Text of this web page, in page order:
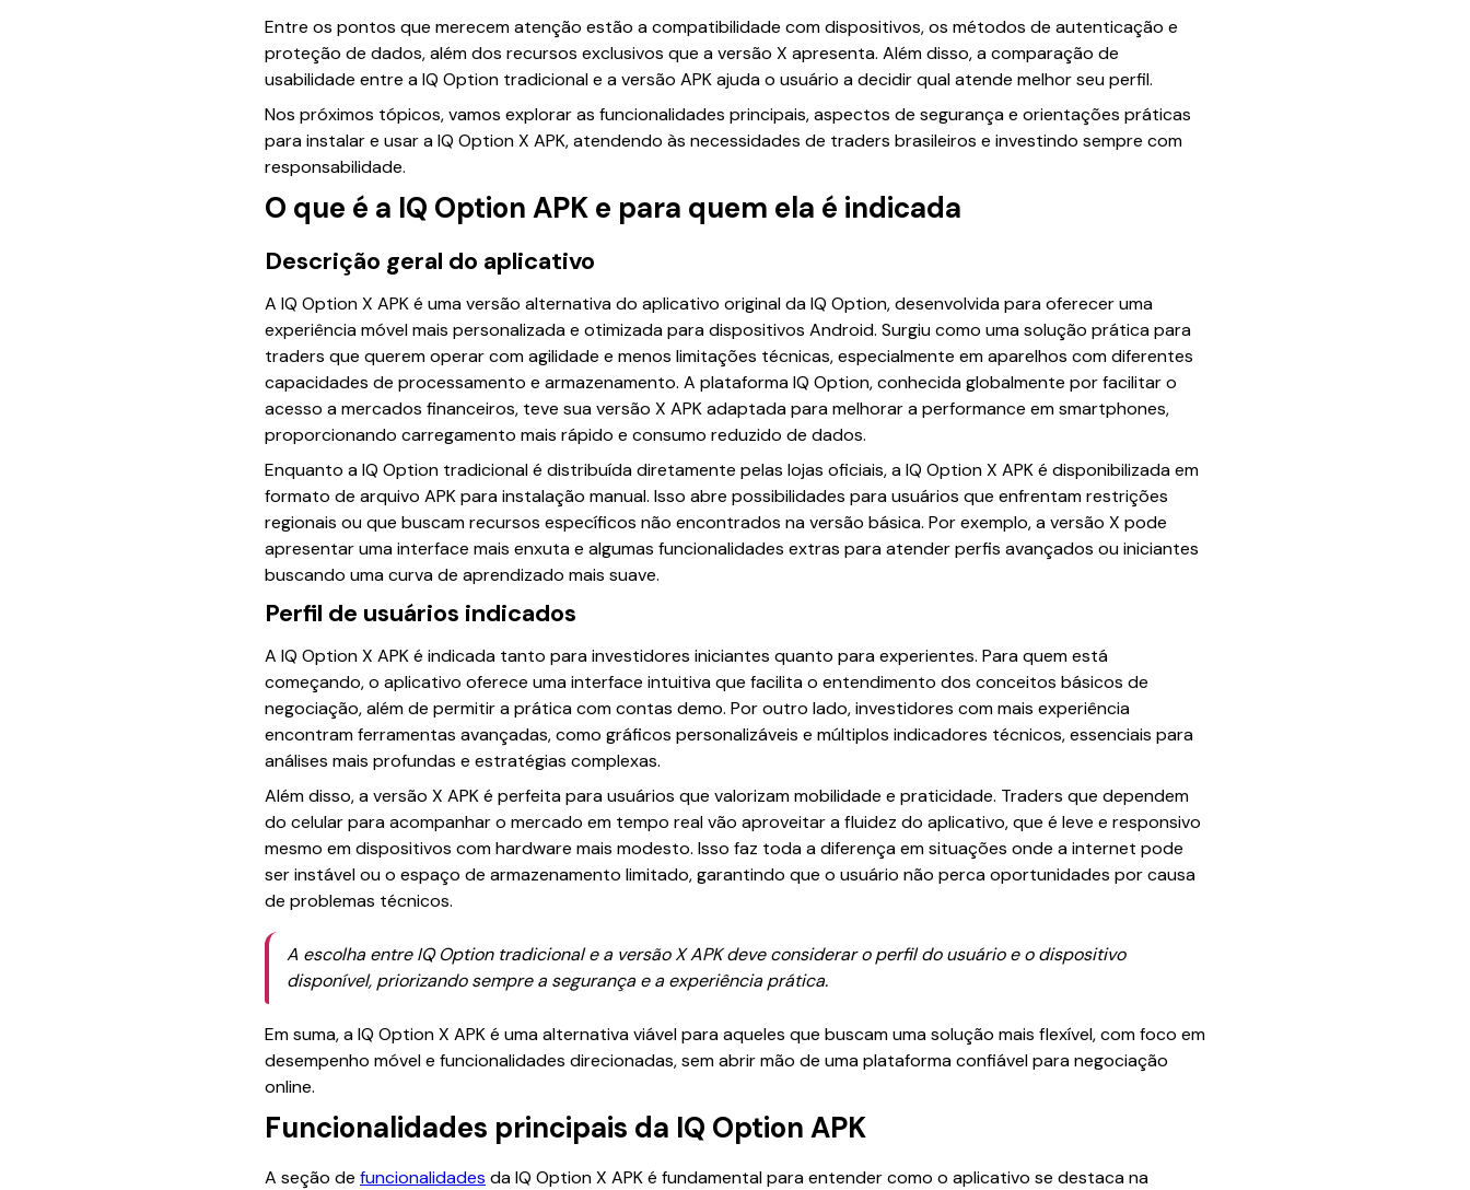
Entre os pontos que merecem atenção estão a compatibilidade com dispositivos, os métodos de autenticação e
proteção de dados, além dos recursos exclusivos que a versão X apresenta. Além disso, a comparação de
usabilidade entre a IQ Option tradicional e a versão APK ajuda o usuário a decidir qual atende melhor seu perfil.
Nos próximos tópicos, vamos explorar as funcionalidades principais, aspectos de segurança e orientações práticas
para instalar e usar a IQ Option X APK, atendendo às necessidades de traders brasileiros e investindo sempre com
responsabilidade.
O que é a IQ Option APK e para quem ela é indicada
Descrição geral do aplicativo
A IQ Option X APK é uma versão alternativa do aplicativo original da IQ Option, desenvolvida para oferecer uma
experiência móvel mais personalizada e otimizada para dispositivos Android. Surgiu como uma solução prática para
traders que querem operar com agilidade e menos limitações técnicas, especialmente em aparelhos com diferentes
capacidades de processamento e armazenamento. A plataforma IQ Option, conhecida globalmente por facilitar o
acesso a mercados financeiros, teve sua versão X APK adaptada para melhorar a performance em smartphones,
proporcionando carregamento mais rápido e consumo reduzido de dados.
Enquanto a IQ Option tradicional é distribuída diretamente pelas lojas oficiais, a IQ Option X APK é disponibilizada em
formato de arquivo APK para instalação manual. Isso abre possibilidades para usuários que enfrentam restrições
regionais ou que buscam recursos específicos não encontrados na versão básica. Por exemplo, a versão X pode
apresentar uma interface mais enxuta e algumas funcionalidades extras para atender perfis avançados ou iniciantes
buscando uma curva de aprendizado mais suave.
Perfil de usuários indicados
A IQ Option X APK é indicada tanto para investidores iniciantes quanto para experientes. Para quem está
começando, o aplicativo oferece uma interface intuitiva que facilita o entendimento dos conceitos básicos de
negociação, além de permitir a prática com contas demo. Por outro lado, investidores com mais experiência
encontram ferramentas avançadas, como gráficos personalizáveis e múltiplos indicadores técnicos, essenciais para
análises mais profundas e estratégias complexas.
Além disso, a versão X APK é perfeita para usuários que valorizam mobilidade e praticidade. Traders que dependem
do celular para acompanhar o mercado em tempo real vão aproveitar a fluidez do aplicativo, que é leve e responsivo
mesmo em dispositivos com hardware mais modesto. Isso faz toda a diferença em situações onde a internet pode
ser instável ou o espaço de armazenamento limitado, garantindo que o usuário não perca oportunidades por causa
de problemas técnicos.
A escolha entre IQ Option tradicional e a versão X APK deve considerar o perfil do usuário e o dispositivo
disponível, priorizando sempre a segurança e a experiência prática.
Em suma, a IQ Option X APK é uma alternativa viável para aqueles que buscam uma solução mais flexível, com foco em
desempenho móvel e funcionalidades direcionadas, sem abrir mão de uma plataforma confiável para negociação
online.
Funcionalidades principais da IQ Option APK
A seção de funcionalidades da IQ Option X APK é fundamental para entender como o aplicativo se destaca na